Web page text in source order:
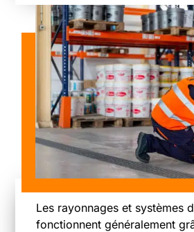
Les rayonnages et systèmes
fonctionnent généralement